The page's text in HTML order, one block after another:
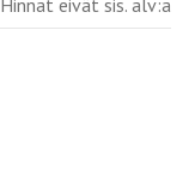
Hinnat eivät sis. alv:a